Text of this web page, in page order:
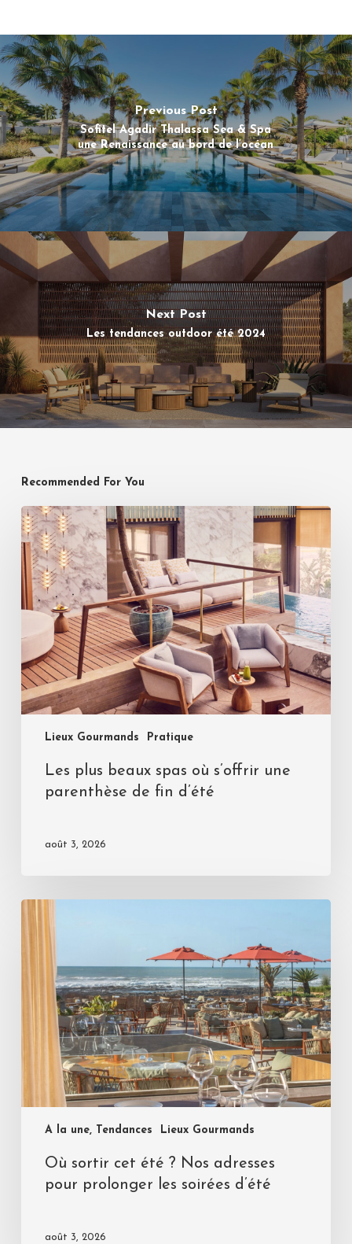
Previous Post
Sofitel Agadir Thalassa Sea & Spa
une Renaissance au bord de l’océan
Next Post
Les tendances outdoor été 2024
Recommended For You
Lieux Gourmands Pratique
Les plus beaux spas où s’offrir une
parenthèse de fin d’été
août 3, 2026
A la une, Tendances Lieux Gourmands
Où sortir cet été ? Nos adresses
pour prolonger les soirées d’été
août 3, 2026